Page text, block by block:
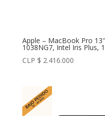
Apple – MacBook Pro
1038NG7, Intel Iris Plus,
CLP $ 2.416.000